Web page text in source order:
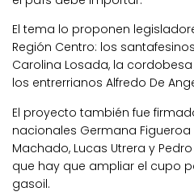
El tema lo proponen
Región Centro: los
Carolina Losada, la
los entrerrianos Alfredo De
El proyecto también fue
nacionales Germana Figueroa
Machado, Lucas Utrera y
que hay que ampliar el cupo
gasoil.